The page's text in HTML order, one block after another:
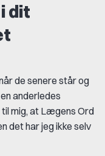
dit
de senere står og
anderledes
til mig, at Lægens Ord
det har jeg ikke selv